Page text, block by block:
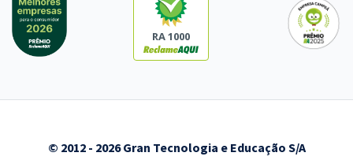
RA 1000
© 2012 - 2026 Gran Tecnologia e Educação S/A